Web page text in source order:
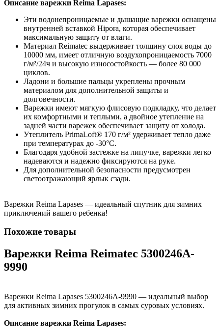
Описание варежки Reima Lapases:
Эти водонепроницаемые и дышащие варежки оснащены
внутренней вставкой Hipora, которая обеспечивает
максимальную защиту от влаги.
Материал Reimatec выдерживает толщину слоя воды до
10000 мм, имеет отличную воздухопроницаемость 7000
г/м²/24ч и высокую износостойкость — более 80 000
циклов.
Ладони и большие пальцы укреплены прочным
материалом для дополнительной защиты и
долговечности.
Варежки имеют мягкую флисовую подкладку, что делает
их комфортными и теплыми, а двойное утепление на
задней части варежек обеспечивает защиту от холода.
Утеплитель PrimaLoft® 170 г/м² удерживает тепло даже
при температурах до -30°C.
Благодаря удобной застежке на липучке, варежки легко
надеваются и надежно фиксируются на руке.
Для дополнительной безопасности предусмотрен
светоотражающий ярлык сзади.
Варежки Reima Lapases — идеальный спутник для зимних
приключений вашего ребенка!
Похожие товары
Варежки Reima Reimatec 5300246A-
9990
Варежки Reima Lapases 5300246A-9990 — идеальный выбор
для активных зимних прогулок в самых суровых условиях.
Описание варежки Reima Lapases: